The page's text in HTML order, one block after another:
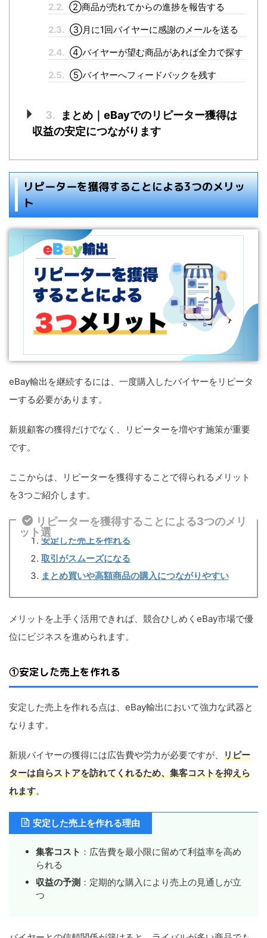
2.2. ②商品が売れてからの進捗を報告する
2.3. ③月に1回バイヤーに感謝のメールを送る
2.4. ④バイヤーが望む商品があれば全力で探す
2.5. ⑤バイヤーへフィードバックを残す
3.
まとめ｜eBayでのリピーター獲得は
収益の安定につながります
リピーターを獲得することによる3つのメリッ
ト
eBay輸出を継続するには、一度購入したバイヤーをリピータ
ーする必要があります。
新規顧客の獲得だけでなく、リピーターを増やす施策が重要
です。
ここからは、リピーターを獲得することで得られるメリット
を3つご紹介します。
リピーターを獲得することによる3つのメリ
ット選
安定した売上を作れる
取引がスムーズになる
まとめ買いや高額商品の購入につながりやすい
メリットを上手く活用できれば、競合ひしめくeBay市場で優
位にビジネスを進められます。
①安定した売上を作れる
安定した売上を作れる点は、eBay輸出において強力な武器と
なります。
新規バイヤーの獲得には広告費や労力が必要ですが、 リピー
ターは自らストアを訪れてくれるため、集客コストを抑えら
れます。
安定した売上を作れる理由
集客コスト ：広告費を最小限に留めて利益率を高め
られる
収益の予測 ：定期的な購入により売上の見通しが立
つ